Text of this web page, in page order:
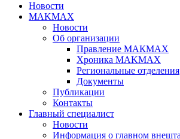
Новости
MAKMAX
Новости
Об организации
Правление МАКМАХ
Хроника MAKMAX
Региональные отделения
Документы
Публикации
Контакты
Главный специалист
Новости
Информация о главном